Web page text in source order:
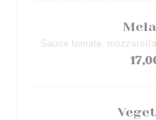
Sauce tomate,